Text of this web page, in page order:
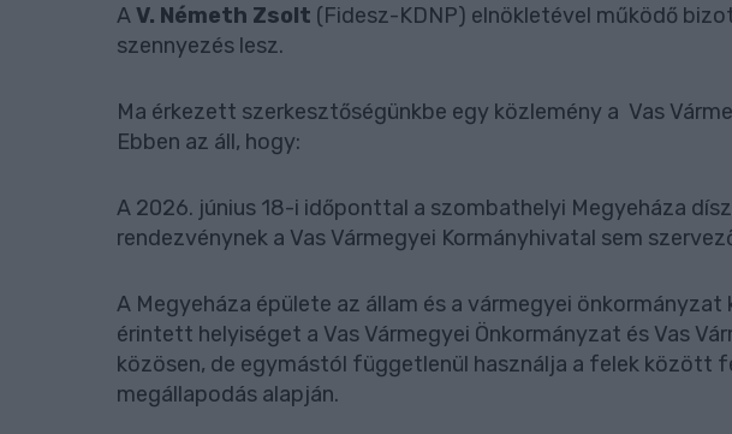
AV. Németh Zsolt (Fidesz-KDNP) elnökletével működő
szennyezés lesz.
Ma érkezett szerkesztőségünkbe egy közlemény a Vas
Ebben az áll, hogy:
A 2026. június 18-i időponttal a szombathelyi Megyeháza
rendezvénynek a Vas Vármegyei Kormányhivatal sem
A Megyeháza épülete az állam és a vármegyei
érintett helyiséget a Vas Vármegyei Önkormányzat és Vas
közösen, de egymástól függetlenül használja a felek között
megállapodás alapján.